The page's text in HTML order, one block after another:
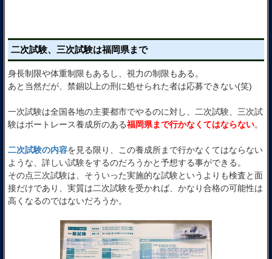
二次試験、三次試験は福岡県まで
身長制限や体重制限もあるし、視力の制限もある。
あと当然だが、禁錮以上の刑に処せられた者は応募できない(笑)
一次試験は全国各地の主要都市でやるのに対し、二次試験、三次試
験はボートレース養成所のある福岡県まで行かなくてはならない。
二次試験の内容を見る限り、この養成所まで行かなくてはならない
ような、詳しい試験をするのだろうかと予想する事ができる。
その点三次試験は、そういった実施的な試験というよりも検査と面
接だけであり、実質は二次試験を受かれば、かなり合格の可能性は
高くなるのではないだろうか。